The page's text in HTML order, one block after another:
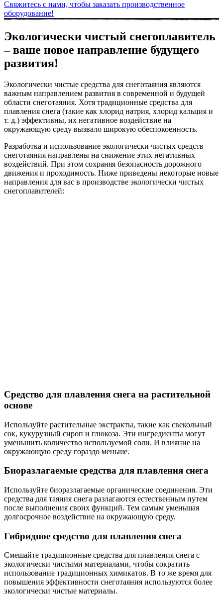
Свяжитесь с нами, чтобы заказать производственное
оборудование!
Экологически чистый снегоплавитель
– ваше новое направление будущего
развития!
Экологически чистые средства для снеготаяния являются
важным направлением развития в современной и будущей
области снеготаяния. Хотя традиционные средства для
плавления снега (такие как хлорид натрия, хлорид кальция и
т. д.) эффективны, их негативное воздействие на
окружающую среду вызвало широкую обеспокоенность.
Разработка и использование экологически чистых средств
снеготаяния направлены на снижение этих негативных
воздействий. При этом сохраняя безопасность дорожного
движения и проходимость. Ниже приведены некоторые новые
направления для вас в производстве экологически чистых
снегоплавителей:
Средство для плавления снега на растительной
основе
Используйте растительные экстракты, такие как свекольный
сок, кукурузный сироп и глюкоза. Эти ингредиенты могут
уменьшить количество используемой соли. И влияние на
окружающую среду гораздо меньше.
Биоразлагаемые средства для плавления снега
Используйте биоразлагаемые органические соединения. Эти
средства для таяния снега разлагаются естественным путем
после выполнения своих функций. Тем самым уменьшая
долгосрочное воздействие на окружающую среду.
Гибридное средство для плавления снега
Смешайте традиционные средства для плавления снега с
экологически чистыми материалами, чтобы сократить
использование традиционных химикатов. В то же время для
повышения эффективности снеготаяния используются более
экологически чистые материалы.